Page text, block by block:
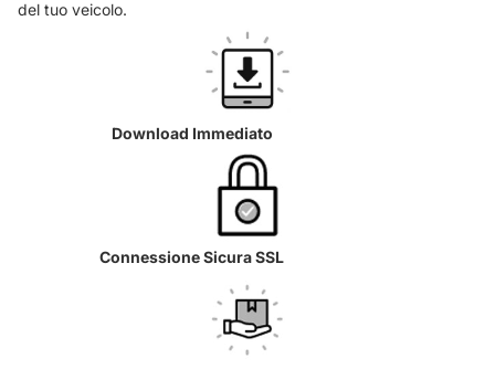
del tuo veicolo.
Download Immediato
Connessione Sicura SSL